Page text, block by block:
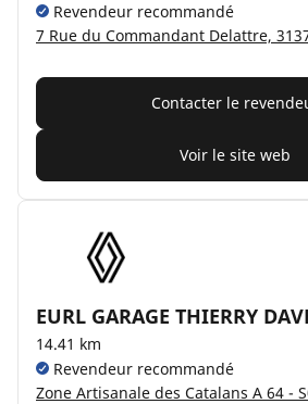
Revendeur recommandé
7 Rue du Commandant Delattre,
Contacter le
Voir le site web
EURL GARAGE THIERRY
14.41 km
Revendeur recommandé